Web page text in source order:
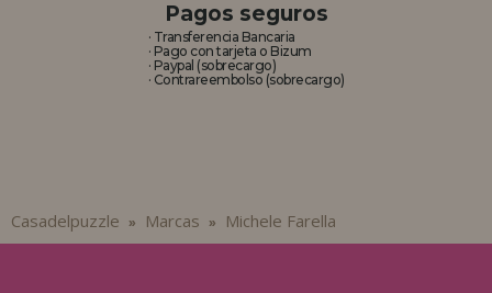
Pagos seguros
· Transferencia Bancaria
· Pago con tarjeta o Bizum
· Paypal (sobrecargo)
· Contrareembolso (sobrecargo)
Casadelpuzzle » Marcas » Michele Farella